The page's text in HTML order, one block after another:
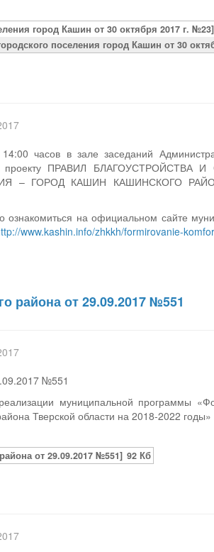
город Кашин от 30 октября 2017 г. №23]
поселения город Кашин от 30
часов в зале заседаний
проекту ПРАВИЛ
– ГОРОД КАШИН КАШИНСКОГО
на официальном сайте
www.kashin.info/zhkkh/formirovanie-
района от 29.09.2017 №551
№551
муниципальной программы
Тверской области на 2018-2022 годы»
от 29.09.2017 №551] 92 Кб